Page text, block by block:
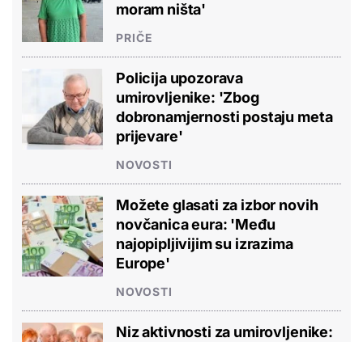
moram ništa'
PRIČE
Policija upozorava
umirovljenike: 'Zbog
dobronamjernosti postaju meta
prijevare'
NOVOSTI
Možete glasati za izbor novih
novčanica eura: 'Među
najopipljivijim su izrazima
Europe'
NOVOSTI
Niz aktivnosti za umirovljenike: